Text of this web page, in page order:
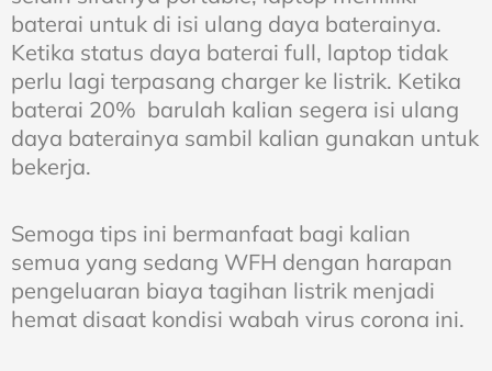
baterai untuk di isi ulang daya baterainya.
Ketika status daya baterai full, laptop tidak
perlu lagi terpasang charger ke listrik. Ketika
baterai 20% barulah kalian segera isi ulang
daya baterainya sambil kalian gunakan untuk
bekerja.
Semoga tips ini bermanfaat bagi kalian
semua yang sedang WFH dengan harapan
pengeluaran biaya tagihan listrik menjadi
hemat disaat kondisi wabah virus corona ini.